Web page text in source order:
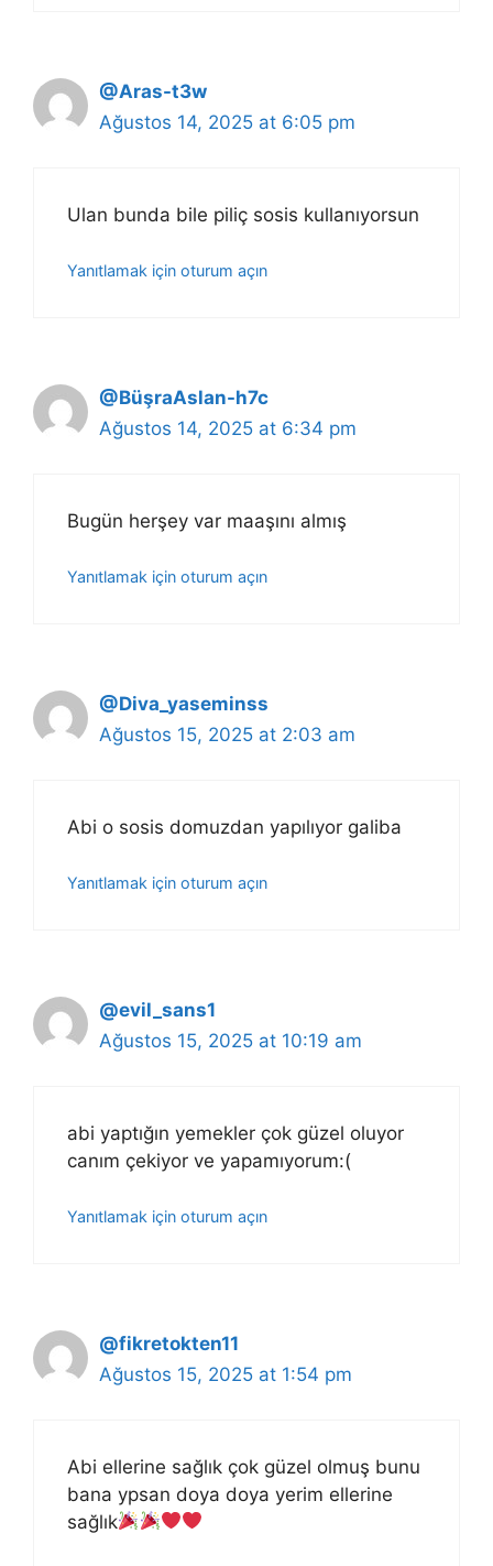
@Aras-t3w
Ağustos 14, 2025 at 6:05 pm
Ulan bunda bile piliç sosis kullanıyorsun
Yanıtlamak için oturum açın
@BüşraAslan-h7c
Ağustos 14, 2025 at 6:34 pm
Bugün herşey var maaşını almış
Yanıtlamak için oturum açın
@Diva_yaseminss
Ağustos 15, 2025 at 2:03 am
Abi o sosis domuzdan yapılıyor galiba
Yanıtlamak için oturum açın
@evil_sans1
Ağustos 15, 2025 at 10:19 am
abi yaptığın yemekler çok güzel oluyor
canım çekiyor ve yapamıyorum:(
Yanıtlamak için oturum açın
@fikretokten11
Ağustos 15, 2025 at 1:54 pm
Abi ellerine sağlık çok güzel olmuş bunu
bana ypsan doya doya yerim ellerine
sağlık